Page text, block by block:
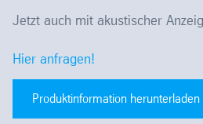
Jetzt auch mit akustischer
Hier anfragen!
Produktinformation herunterladen